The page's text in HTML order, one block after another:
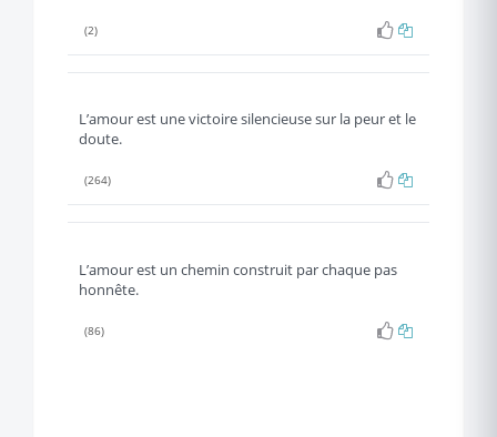
(2)
L’amour est une victoire silencieuse sur la peur et le
doute.
(264)
L’amour est un chemin construit par chaque pas
honnête.
(86)